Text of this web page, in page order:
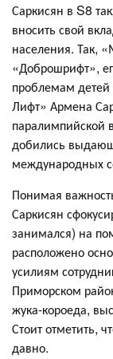
Саркисян в S8
вносить свой
населения. Так,
«Доброшрифт»,
проблемам
Лифт» Армена
паралимпийской
добились
международных
Понимая
Саркисян
занимался) на
расположено
усилиям
Приморском
жука-короеда,
Стоит отметить,
давно.